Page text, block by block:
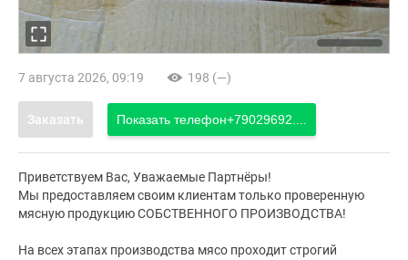
7 августа 2026, 09:19 198 (—)
Заказать Показать телефон+79029692....
Приветствуем Вас, Уважаемые Партнёры!
Мы предоставляем своим клиентам только проверенную
мясную продукцию СОБСТВЕННОГО ПРОИЗВОДСТВА!
На всех этапах производства мясо проходит строгий